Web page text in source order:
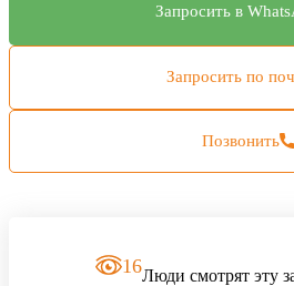
Запросить в
Запросить по
Позвонить
16Люди смотрят эту